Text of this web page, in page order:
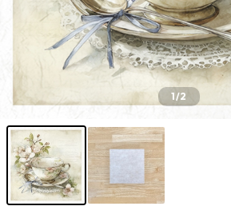
1/2